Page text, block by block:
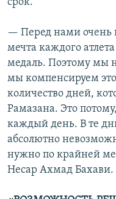
срок.
— Перед нами очень
мечта каждого
медаль. Поэтому мы
мы компенсируем
количество дней,
Рамазана. Это
каждый день. В те
абсолютно
нужно по крайней
Несар Ахмад Бахави.